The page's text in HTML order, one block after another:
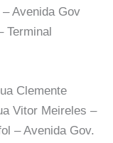
Avenida Gov
Terminal
Clemente
Vitor Meireles –
– Avenida Gov.